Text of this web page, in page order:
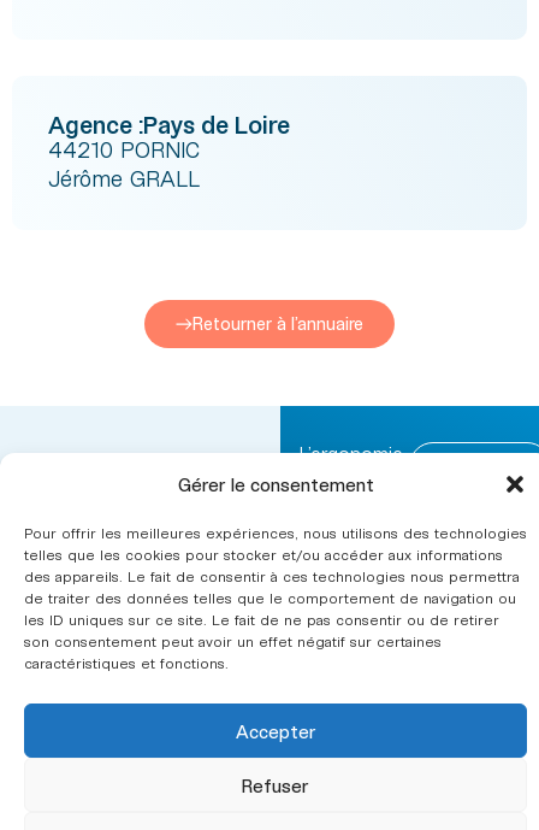
Gérer le consentement
Pour offrir les meilleures expériences, nous utilisons des technologies
telles que les cookies pour stocker et/ou accéder aux informations
des appareils. Le fait de consentir à ces technologies nous permettra
de traiter des données telles que le comportement de navigation ou
les ID uniques sur ce site. Le fait de ne pas consentir ou de retirer
son consentement peut avoir un effet négatif sur certaines
caractéristiques et fonctions.
Accepter
Refuser
Agence :Pays de Loire
44210 PORNIC
Jérôme GRALL
Retourner à l’annuaire
CINOV ergonomie fait
de lafédération
CINOV.
L’ergonomie
Secteurs
Le syndicat
Annuaire
des
cabinets
ergonomie
Mentions
contacter